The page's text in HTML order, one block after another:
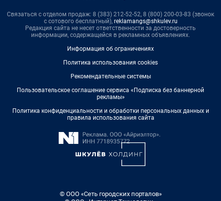
Связаться с отделом продаж: 8 (383) 212-52-52, 8 (800) 200-03-83 (звонок
с сотового бесплатный), reklamangs@shkulev.ru
Редакция сайта не несет ответственности за достоверность
информации, содержащейся в рекламных объявлениях.
Информация об ограничениях
Политика использования cookies
Рекомендательные системы
Пользовательское соглашение сервиса «Подписка без баннерной
рекламы»
Политика конфиденциальности и обработки персональных данных и
правила использования сайта
© ООО «Сеть городских порталов»